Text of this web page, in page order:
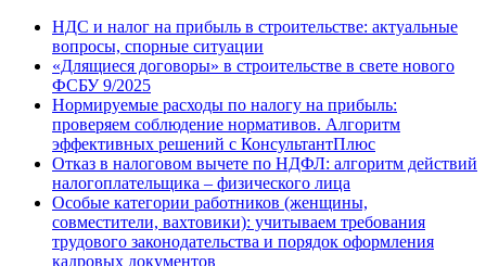
НДС и налог на прибыль в строительстве: актуальные
вопросы, спорные ситуации
«Длящиеся договоры» в строительстве в свете нового
ФСБУ 9/2025
Нормируемые расходы по налогу на прибыль:
проверяем соблюдение нормативов. Алгоритм
эффективных решений с КонсультантПлюс
Отказ в налоговом вычете по НДФЛ: алгоритм действий
налогоплательщика – физического лица
Особые категории работников (женщины,
совместители, вахтовики): учитываем требования
трудового законодательства и порядок оформления
кадровых документов